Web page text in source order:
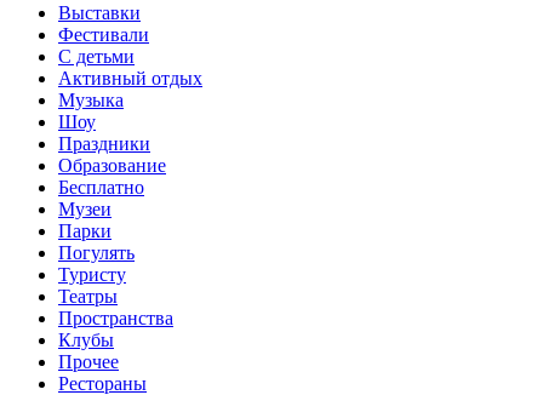
Выставки
Фестивали
С детьми
Активный отдых
Музыка
Шоу
Праздники
Образование
Бесплатно
Музеи
Парки
Погулять
Туристу
Театры
Пространства
Клубы
Прочее
Рестораны